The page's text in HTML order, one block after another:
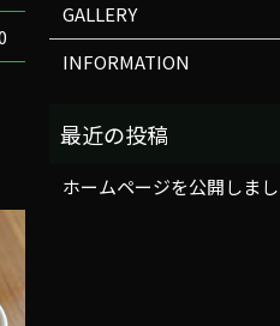
GALLERY
INFORMATION
ホームページを公開しまし